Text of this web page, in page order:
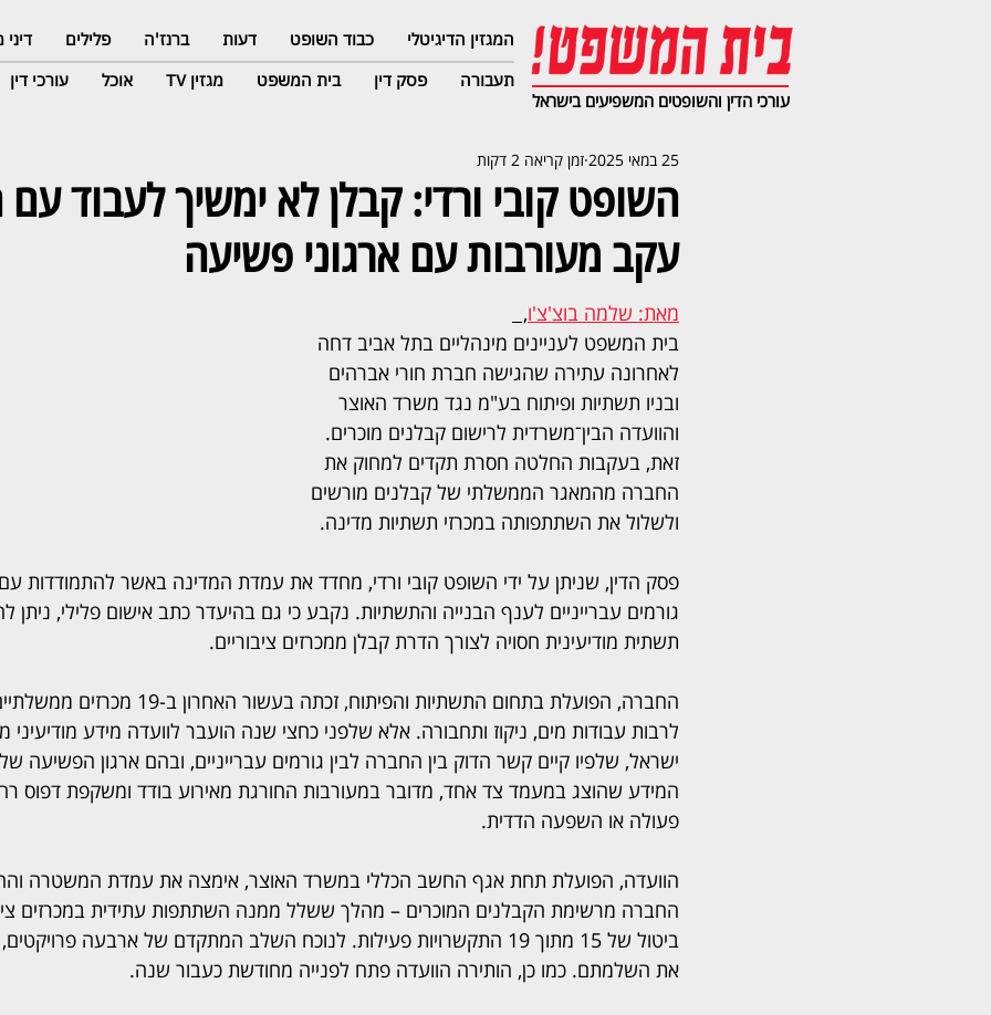
המגזין הדיגיטלי כבוד השופט דעות ברנז'ה פלילים
תעבורה
פסק דין בית המשפט מגזין TV אוכל עורכי דין
עורכי הדין והשופטים המשפיעים בישראל
השופט קובי ורדי: קבלן לא ימשיך לעבוד
עקב מעורבות עם ארגוני פשיעה
25 במאי 2025 זמן קריאה 2 דקות
מאת: שלמה בוצ'צ'ו,
בית המשפט לעניינים מינהליים בתל אביב דחה
לאחרונה עתירה שהגישה חברת חורי אברהים
ובניו תשתיות ופיתוח בע"מ נגד משרד האוצר
והוועדה הבין־משרדית לרישום קבלנים מוכרים.
זאת, בעקבות החלטה חסרת תקדים למחוק את
החברה מהמאגר הממשלתי של קבלנים מורשים
ולשלול את השתתפותה במכרזי תשתיות מדינה.
פסק הדין, שניתן על ידי השופט קובי ורדי, מחדד את עמדת המדינה באשר להתמודדות
גורמים עברייניים לענף הבנייה והתשתיות. נקבע כי גם בהיעדר כתב אישום פלילי,
תשתית מודיעינית חסויה לצורך הדרת קבלן ממכרזים ציבוריים.
החברה, הפועלת בתחום התשתיות והפיתוח, זכתה
לרבות עבודות מים, ניקוז ותחבורה. אלא שלפני כחצי שנה הועבר לוועדה מידע
ישראל, שלפיו קיים קשר הדוק בין החברה לבין גורמים עברייניים, ובהם ארגון הפשיעה
המידע שהוצג במעמד צד אחד, מדובר במעורבות החורגת מאירוע בודד ומשקפת דפוס
פעולה או השפעה הדדית.
הוועדה, הפועלת תחת אגף החשב הכללי במשרד האוצר, אימצה את עמדת המשטרה
החברה מרשימת הקבלנים המוכרים – מהלך ששלל ממנה השתתפות עתידית במכרזים
ביטול של 15 מתוך 19 התקשרויות פעילות. לנוכח השלב המתקדם של ארבעה
את השלמתם. כמו כן, הותירה הוועדה פתח לפנייה מחודשת כעבור שנה.